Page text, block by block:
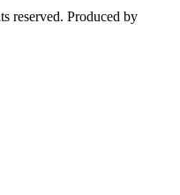
reserved. Produced by